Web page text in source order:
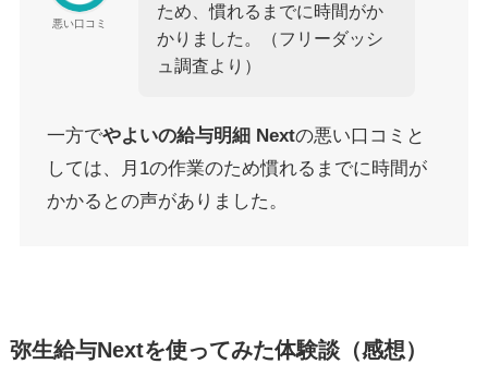
悪い口コミ
ため、慣れるまでに時間がか
かりました。（フリーダッシ
ュ調査より）
一方でやよいの給与明細 Nextの悪い口コミと
しては、月1の作業のため慣れるまでに時間が
かかるとの声がありました。
弥生給与Nextを使ってみた体験談（感想）